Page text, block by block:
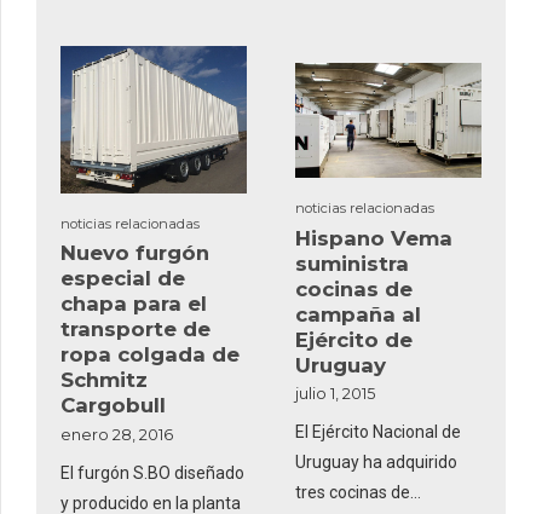
finales de 2015 y, hasta
la fecha, la compañía ya
ha entregado dos
hospitales que están
instalados en la capital
noticias relacionadas
Nuevo furgón
especial de
chapa para el
transporte de
ropa colgada de
Schmitz
Cargobull
enero 28, 2016
El furgón S.BO diseñado
y producido en la planta
noticias relacionadas
Hispano Vema
suministra
cocinas de
campaña al
Ejército de
Uruguay
julio 1, 2015
El Ejército Nacional de
Uruguay ha adquirido
tres cocinas de